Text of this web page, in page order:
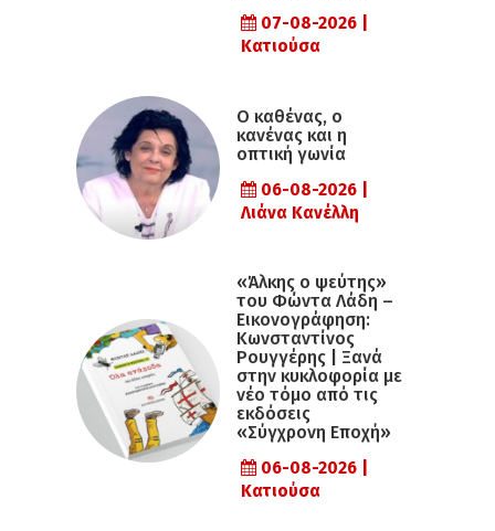
07-08-2026 |
Κατιούσα
Ο καθένας, ο
κανένας και η
οπτική γωνία
06-08-2026 |
Λιάνα Κανέλλη
«Άλκης ο ψεύτης»
του Φώντα Λάδη –
Εικονογράφηση:
Κωνσταντίνος
Ρουγγέρης | Ξανά
στην κυκλοφορία με
νέο τόμο από τις
εκδόσεις
«Σύγχρονη Εποχή»
06-08-2026 |
Κατιούσα